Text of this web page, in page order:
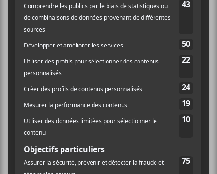
LIEU
1950 rue Claude-Gagné
Laval, Québec H7N 0E4 Canada+ Google Map
Téléphone
1-855-595-2200
Voir Lieu site web